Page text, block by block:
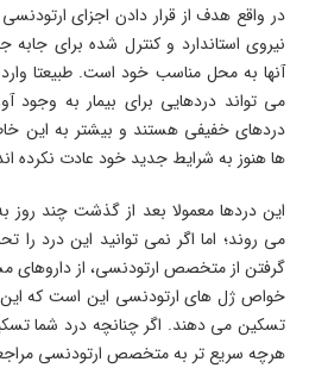
در واقع هدف از قرار دادن اجزای
نیروی استاندارد و کنترل شده برای جابه
آنها به محل مناسب خود است. طبیعتا
می تواند دردهایی برای بیمار به وجود
دردهای خفیفی هستند و بیشتر به این
ها هنوز به شرایط جدید خود عادت نکرده
این دردها معمولا بعد از گذشت چند
می روند؛ اما اگر نمی توانید این درد را
گرفتن از متخصص ارتودنسی، از داروهای
خواص ژل های ارتودنسی این است که این
تسکین می دهند. اگر چنانچه درد شما
هرچه سریع تر به متخصص ارتودنسی